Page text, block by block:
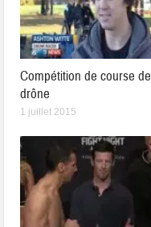
Compétition de course de
drône
1 juillet 2015